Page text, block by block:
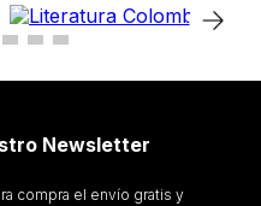
Newsletter
compra el envío gratis y